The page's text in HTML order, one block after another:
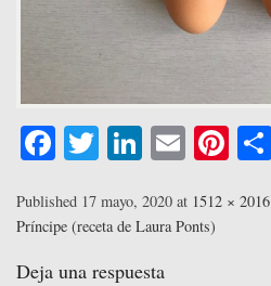
Fa
bo
ok
T
tte
r
Li
ed
In
E
ail
Pi
er
Published 17 mayo, 2020 at 1512 × 2016
Príncipe (receta de Laura Ponts)
Deja una respuesta